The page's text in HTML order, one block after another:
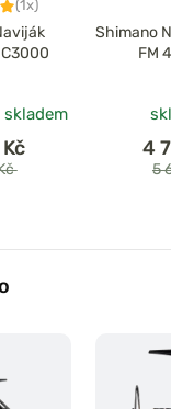
(1x)
Shimano
FM
4
5